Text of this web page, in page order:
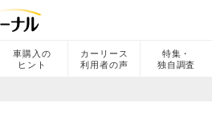
車購入の
ヒント
カーリース
利用者の声
特集・
独自調査